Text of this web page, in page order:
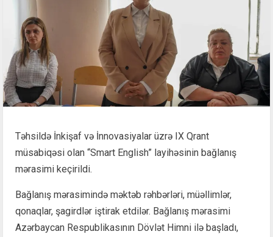
Təhsildə İnkişaf və İnnovasiyalar üzrə IX Qrant
müsabiqəsi olan “Smart English” layihəsinin bağlanış
mərasimi keçirildi.
Bağlanış mərasimində məktəb rəhbərləri, müəllimlər,
qonaqlar, şagirdlər iştirak etdilər. Bağlanış mərasimi
Azərbaycan Respublikasının Dövlət Himni ilə başladı,